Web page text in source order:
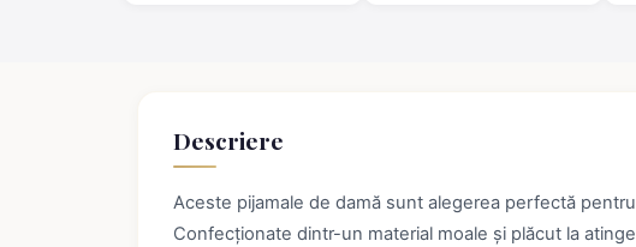
Descriere
Aceste pijamale de damă sunt alegerea perfectă
Confecționate dintr-un material moale și plăcut la